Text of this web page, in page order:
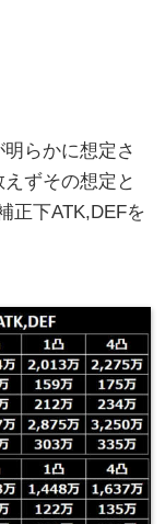
らかに想定さ
ずその想定と
正下ATK,DEFを